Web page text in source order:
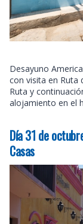
Desayuno
con visita en Ruta
Ruta y
alojamiento en el
Día 31 de
Casas